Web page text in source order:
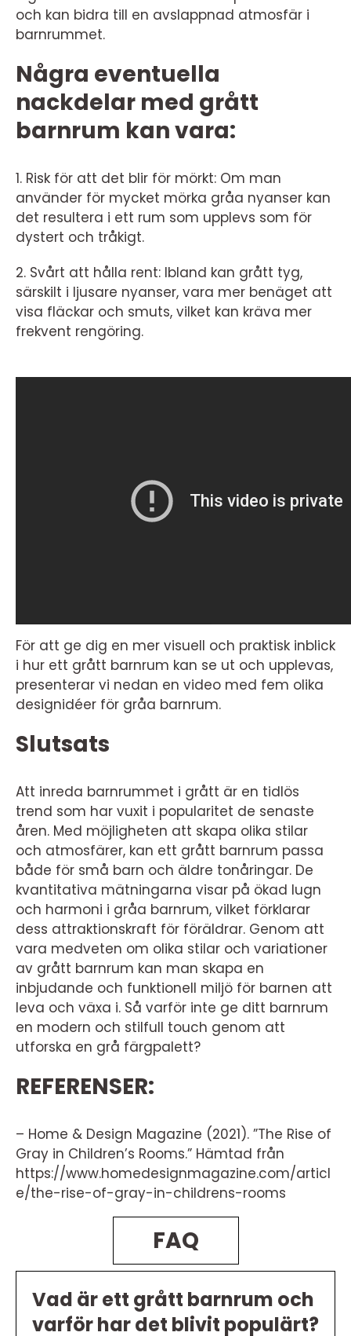
och kan bidra till en avslappnad atmosfär i
barnrummet.
Några eventuella
nackdelar med grått
barnrum kan vara:
1. Risk för att det blir för mörkt: Om man
använder för mycket mörka gråa nyanser kan
det resultera i ett rum som upplevs som för
dystert och tråkigt.
2. Svårt att hålla rent: Ibland kan grått tyg,
särskilt i ljusare nyanser, vara mer benäget att
visa fläckar och smuts, vilket kan kräva mer
frekvent rengöring.
För att ge dig en mer visuell och praktisk inblick
i hur ett grått barnrum kan se ut och upplevas,
presenterar vi nedan en video med fem olika
designidéer för gråa barnrum.
Slutsats
Att inreda barnrummet i grått är en tidlös
trend som har vuxit i popularitet de senaste
åren. Med möjligheten att skapa olika stilar
och atmosfärer, kan ett grått barnrum passa
både för små barn och äldre tonåringar. De
kvantitativa mätningarna visar på ökad lugn
och harmoni i gråa barnrum, vilket förklarar
dess attraktionskraft för föräldrar. Genom att
vara medveten om olika stilar och variationer
av grått barnrum kan man skapa en
inbjudande och funktionell miljö för barnen att
leva och växa i. Så varför inte ge ditt barnrum
en modern och stilfull touch genom att
utforska en grå färgpalett?
REFERENSER:
– Home & Design Magazine (2021). ”The Rise of
Gray in Children’s Rooms.” Hämtad från
https://www.homedesignmagazine.com/articl
e/the-rise-of-gray-in-childrens-rooms
FAQ
Vad är ett grått barnrum och
varför har det blivit populärt?